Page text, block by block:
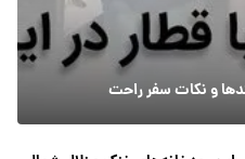
و نکات سفر راحت